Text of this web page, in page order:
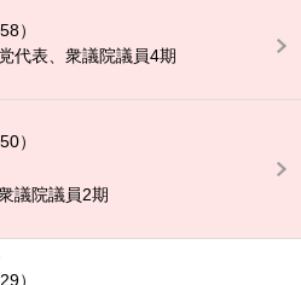
58）
党代表、衆議院議員4期
50）
議院議員2期
29）